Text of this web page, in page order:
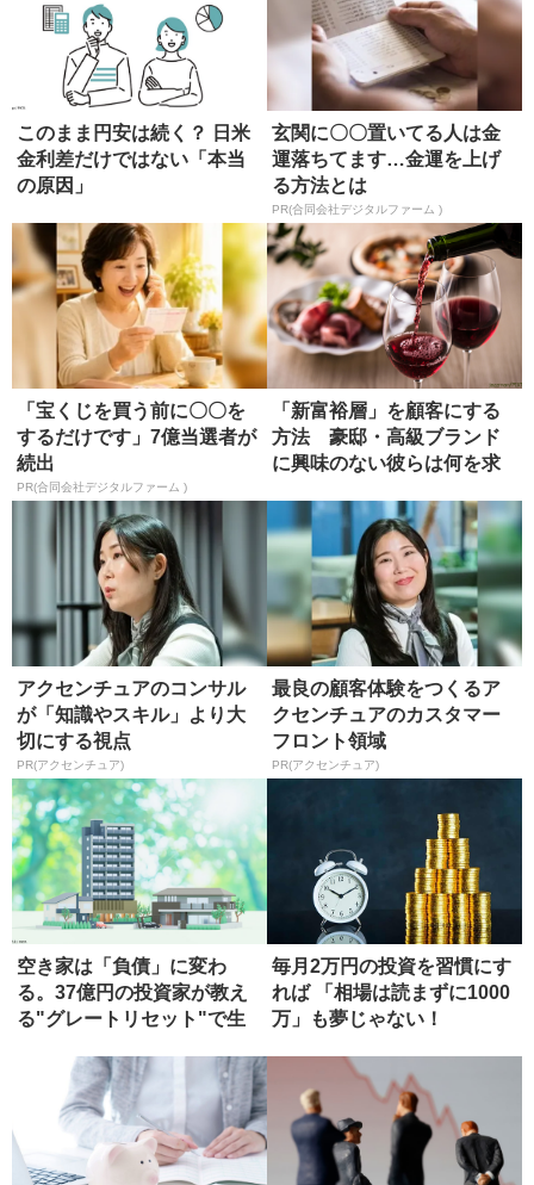
このまま円安は続く？ 日米
金利差だけではない「本当
の原因」
玄関に〇〇置いてる人は金
運落ちてます…金運を上げ
る方法とは
PR(合同会社デジタルファーム )
「宝くじを買う前に〇〇を
するだけです」7億当選者が
続出
PR(合同会社デジタルファーム )
「新富裕層」を顧客にする
方法 豪邸・高級ブランド
に興味のない彼らは何を求
アクセンチュアのコンサル
が「知識やスキル」より大
切にする視点
PR(アクセンチュア)
最良の顧客体験をつくるア
クセンチュアのカスタマー
フロント領域
PR(アクセンチュア)
空き家は「負債」に変わ
る。37億円の投資家が教え
る"グレートリセット"で生
毎月2万円の投資を習慣にす
れば 「相場は読まずに1000
万」も夢じゃない！